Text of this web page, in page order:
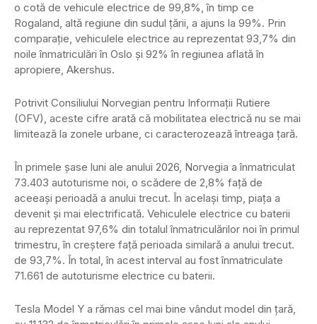
o cotă de vehicule electrice de 99,8%, în timp ce
Rogaland, altă regiune din sudul țării, a ajuns la 99%. Prin
comparație, vehiculele electrice au reprezentat 93,7% din
noile înmatriculări în Oslo și 92% în regiunea aflată în
apropiere, Akershus.
Potrivit Consiliului Norvegian pentru Informații Rutiere
(OFV), aceste cifre arată că mobilitatea electrică nu se mai
limitează la zonele urbane, ci caracterozează întreaga țară.
În primele șase luni ale anului 2026, Norvegia a înmatriculat
73.403 autoturisme noi, o scădere de 2,8% față de
aceeași perioadă a anului trecut. În același timp, piața a
devenit și mai electrificată. Vehiculele electrice cu baterii
au reprezentat 97,6% din totalul înmatriculărilor noi în primul
trimestru, în creștere față perioada similară a anului trecut.
de 93,7%. În total, în acest interval au fost înmatriculate
71.661 de autoturisme electrice cu baterii.
Tesla Model Y a rămas cel mai bine vândut model din țară,